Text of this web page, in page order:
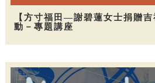
【方寸福田—謝碧蓮女士捐贈
動－專題講座